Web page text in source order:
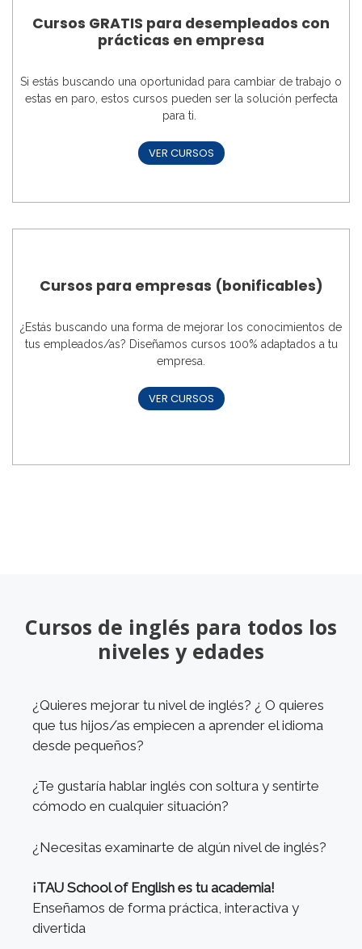
Cursos GRATIS para desempleados con
prácticas en empresa
Si estás buscando una oportunidad para cambiar de trabajo o
estas en paro, estos cursos pueden ser la solución perfecta
para ti.
VER CURSOS
Cursos para empresas (bonificables)
¿Estás buscando una forma de mejorar los conocimientos de
tus empleados/as? Diseñamos cursos 100% adaptados a tu
empresa.
VER CURSOS
Cursos de inglés para todos los
niveles y edades
¿Quieres mejorar tu nivel de inglés? ¿ O quieres
que tus hijos/as empiecen a aprender el idioma
desde pequeños?
¿Te gustaría hablar inglés con soltura y sentirte
cómodo en cualquier situación?
¿Necesitas examinarte de algún nivel de inglés?
¡TAU School of English es tu academia!
Enseñamos de forma práctica, interactiva y
divertida